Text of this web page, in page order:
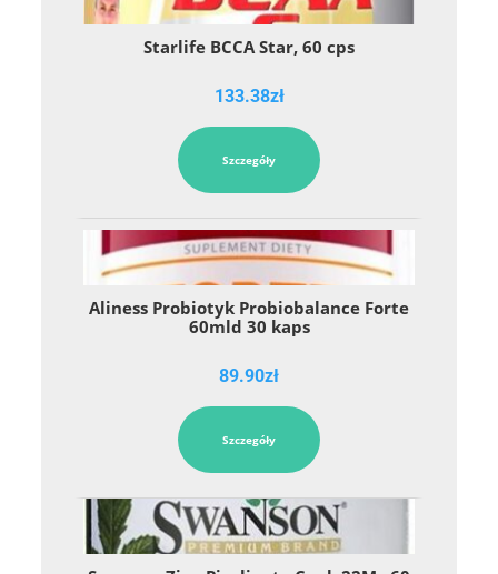
Starlife BCCA Star, 60 cps
133.38zł
Szczegóły
Aliness Probiotyk Probiobalance Forte
60mld 30 kaps
89.90zł
Szczegóły